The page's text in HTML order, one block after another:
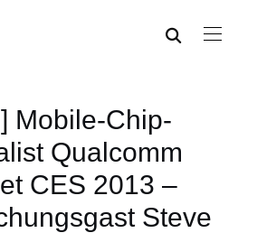
Mobile-Chip-
Qualcomm
CES 2013 –
Steve